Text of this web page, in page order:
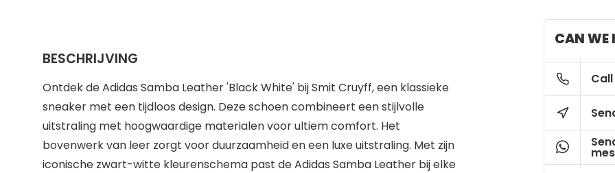
BESCHRIJVING
Ontdek de Adidas Samba Leather 'Black White' bij Smit Cruyff, een klassieke
sneaker met een tijdloos design. Deze schoen combineert een stijlvolle
uitstraling met hoogwaardige materialen voor ultiem comfort. Het
bovenwerk van leer zorgt voor duurzaamheid en een luxe uitstraling. Met zijn
iconische zwart-witte kleurenschema past de Adidas Samba Leather bij elke
CAN WE